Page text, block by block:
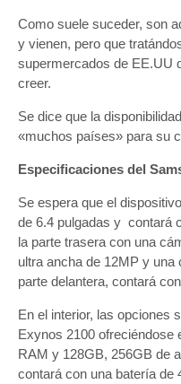
Como suele suceder, son
y vienen, pero que
supermercados de EE.UU
creer.
Se dice que la
«muchos países» para su
Especificaciones del
Se espera que el
de 6.4 pulgadas y contará
la parte trasera con una
ultra ancha de 12MP y una
parte delantera, contará
En el interior, las opciones
Exynos 2100 ofreciéndose
RAM y 128GB, 256GB de
contará con una batería de